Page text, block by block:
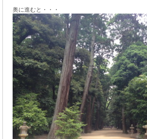
奥に進むと・・・